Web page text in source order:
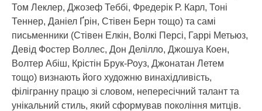
Том Леклер, Джозеф Теббі, Фредерік Р. Карл, Тоні
Теннер, Даніел Ґрін, Стівен Берн тощо) та самі
письменники (Стівен Елкін, Волкі Персі, Гаррі Метьюз,
Девід Фостер Воллес, Дон Делілло, Джошуа Коен,
Волтер Абіш, Крістін Брук-Роуз, Джонатан Летем
тощо) визнають його художню винахідливість,
філігранну працю зі словом, непересічний талант та
унікальний стиль, який сформував покоління митців.